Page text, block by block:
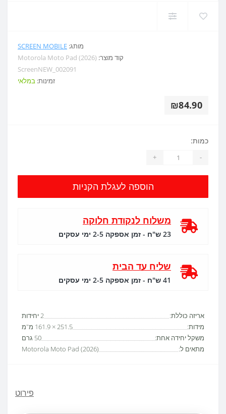
מותג: SCREEN MOBILE
קוד מוצר: Motorola Moto Pad (2026)
ScreenNEW_002091
זמינות: במלאי
₪84.90
אריזה כוללת:
2 יחידות
מידות:
251.5 × 161.9 מ"מ
משקל יחידה אחת:
50 גרם
מתאים ל:
Motorola Moto Pad (2026)
כמות:
-
+
הוספה לעגלת הקניות
משלוח לנקודת חלוקה
23 ש"ח - זמן אספקה 2-5 ימי עסקים
שליח עד הבית
41 ש"ח - זמן אספקה 2-5 ימי עסקים
פירוט